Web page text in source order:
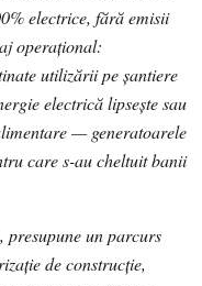
electrice, fără emisii
operațional:
utilizării pe șantiere
electrică lipsește sau
— generatoarele
care s-au cheltuit banii
un parcurs
de construcție,